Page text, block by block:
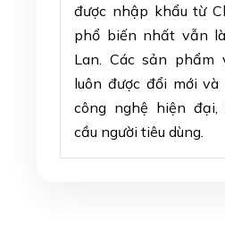
được nhập khẩu từ
phổ biến nhất vẫn
Lan. Các sản phẩm
luôn được đổi mới
công nghệ hiện đại,
cầu người tiêu dùng.